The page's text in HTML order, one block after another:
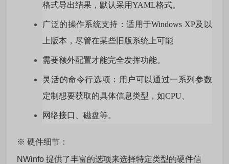
格式导出结果，默认采用YAML格式。
广泛的操作系统支持：适用于Windows XP及以
上版本，尽管在某些旧版系统上可能
需要额外配置才能完全发挥功能。
灵活的命令行选项：用户可以通过一系列参数
定制想要获取的具体信息类型，如CPU、
网络接口、磁盘等。
※ 硬件细节：
NWinfo 提供了丰富的选项来选择特定类型的硬件信